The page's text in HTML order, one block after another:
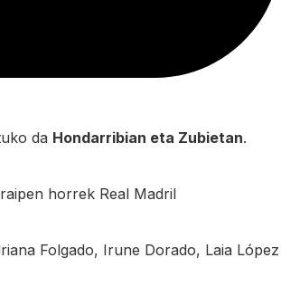
da Hondarribian eta Zubietan.
horrek Real Madril
Folgado, Irune Dorado, Laia López